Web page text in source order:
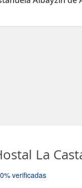
La
verificadas